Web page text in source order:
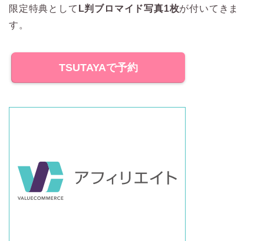
限定特典として L判ブロマイド写真1枚が付いてきま
す。
TSUTAYAで予約